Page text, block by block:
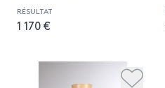
RÉSULTAT
1 170 €